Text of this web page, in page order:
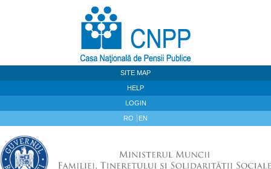
SITE MAP
HELP
LOGIN
RO EN